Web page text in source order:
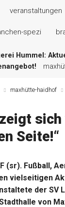
veranstaltungen
spezi
Hummel:
u.v.m.!
Metzgerei:
Michel“
kommentare &
… maxhütte-
Sie aktuelle
angebote vor ort
maxhütte-haidhof
sich
Seite!“
(sr). Fußball,
vielseitigen
der SV
von